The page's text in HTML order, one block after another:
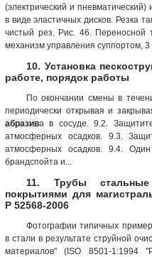
(электрический и пневматический)
в виде эластичных дисков. Резка
чистый рез. Рис. 46.
механизм управления суппортом, 3
10. Установка
работе, порядок работы
По окончании смены в
периодически открывая и
абразива в сосуде. 9.2.
атмосферных осадков. 9.3.
атмосферных осадков. 9.4.
брандспойта и...
11. Трубы
покрытиями для
Р 52568-2006
Фотографии типичных
в стали в результате струйной
материалов" (ISO 8501-1:1994